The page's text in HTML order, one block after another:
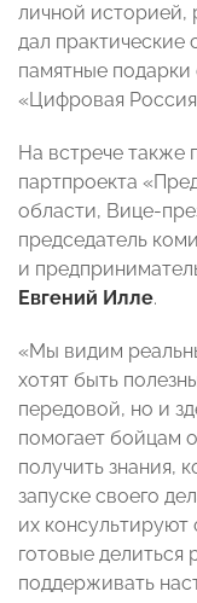
личной историей,
дал практические
памятные подарки
«Цифровая
На встрече также
партпроекта
области, Вице-
председатель
и
Евгений Илле.
«Мы видим
хотят быть
передовой, но и
помогает бойцам
получить знания,
запуске своего
их
готовые
поддерживать